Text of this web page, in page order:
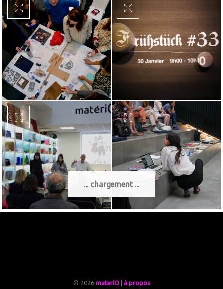
... chargement ...
© 2026 materiO| à propos